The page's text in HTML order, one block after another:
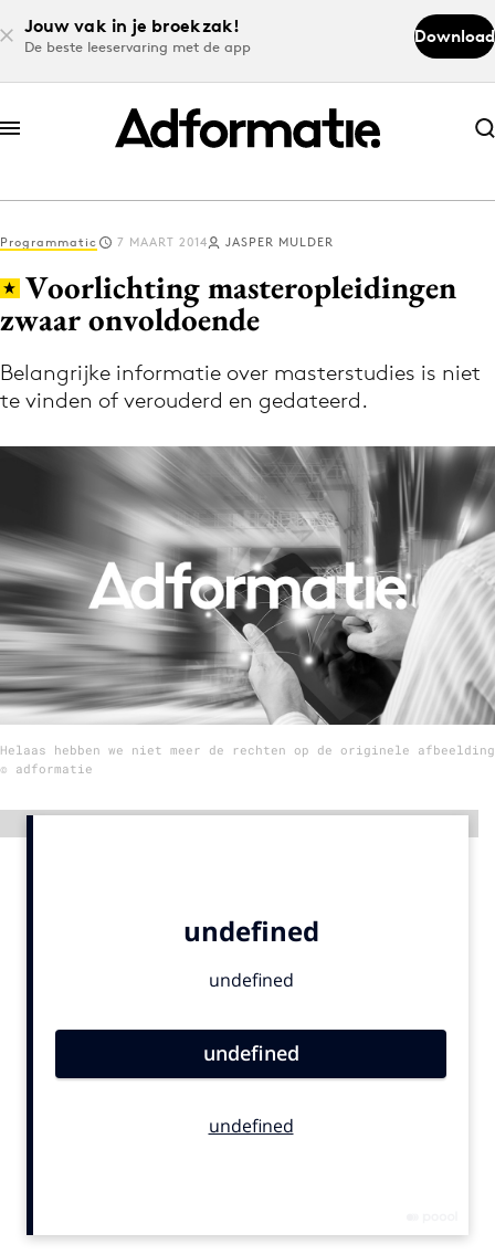
Jouw vak in je broekzak!
De beste leeservaring met de app
Download
Abonneer nu
Abonneer nu
Log in
Volg het laatste nieuws via de Adformatie
Nieuws app
Menu
Home
9 sept: GenAI-training
12 nov: MarketingLive!
Adverteren
Events
Carriere
Design
Programmatic 7 MAART 2014 JASPER MULDER
Voorlichting masteropleidingen
zwaar onvoldoende
Belangrijke informatie over masterstudies is niet
te vinden of verouderd en gedateerd.
Helaas hebben we niet meer de rechten op de originele afbeelding
© adformatie